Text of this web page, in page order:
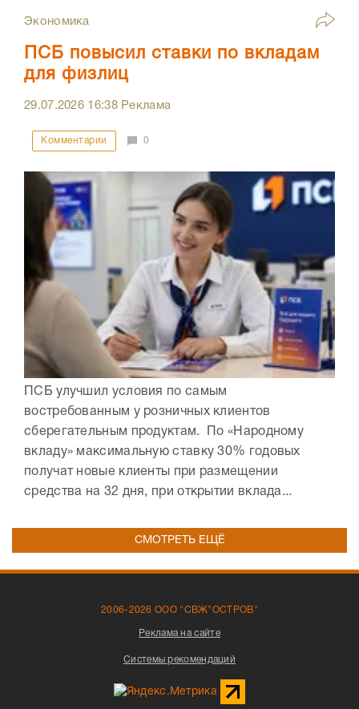
Экономика
ПСБ повысил ставки по вкладам
для физлиц
29.07.2026 16:38Реклама
Комментарии 0
ПСБ улучшил условия по самым
востребованным у розничных клиентов
сберегательным продуктам. По «Народному
вкладу» максимальную ставку 30% годовых
получат новые клиенты при размещении
средства на 32 дня, при открытии вклада...
СМОТРЕТЬ ЕЩЁ
2006-2026 ООО "СВЖ"ОСТРОВ"
Реклама на сайте
Системы рекомендаций